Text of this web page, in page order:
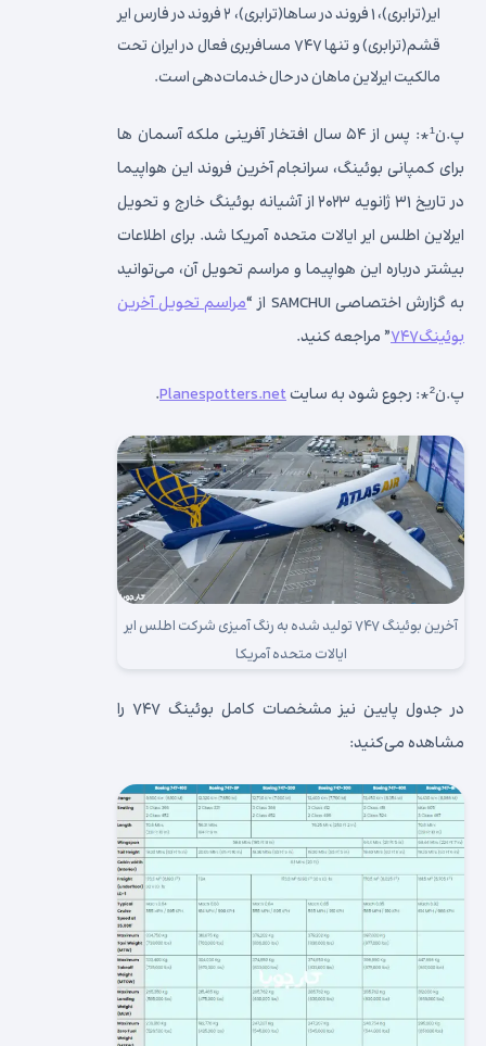
ایر(ترابری)، ۱ فروند در ساها(ترابری)، ۲ فروند در فارس ایر
قشم(ترابری) و تنها ۷۴۷ مسافربری فعال در ایران تحت
مالکیت ایرلاین ماهان در حال خدمات‌دهی است.
پ.ن¹*: پس از ۵۴ سال افتخار آفرینی ملکه آسمان‌ ها
برای کمپانی بوئینگ، سرانجام آخرین فروند این هواپیما
در تاریخ ۳۱ ژانویه ۲۰۲۳ از آشیانه بوئینگ خارج و تحویل
ایرلاین اطلس ایر ایالات متحده آمریکا شد. برای اطلاعات
بیشتر درباره این هواپیما و مراسم تحویل آن، می‌توانید
به گزارش اختصاصی SAMCHUI از “
مراسم تحویل آخرین
بوئینگ۷۴۷
” مراجعه کنید.
پ.ن²*: رجوع شود به سایت Planespotters.net
.
آخرین بوئینگ ۷۴۷ تولید شده به رنگ آمیزی شرکت اطلس ایر
ایالات متحده آمریکا
در جدول پایین نیز مشخصات کامل بوئینگ ۷۴۷ را
مشاهده می‌کنید: